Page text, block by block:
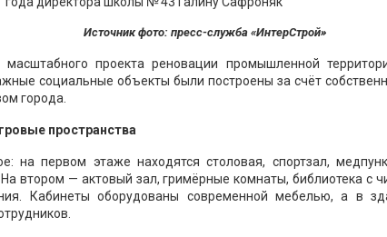
Источник фото: пресс-служба «ИнтерСтрой»
проекта реновации промышленной
социальные объекты были построены за счёт
города.
пространства
на первом этаже находятся столовая, спортзал,
втором — актовый зал, гримёрные комнаты, библиотека с
Кабинеты оборудованы современной мебелью, а в